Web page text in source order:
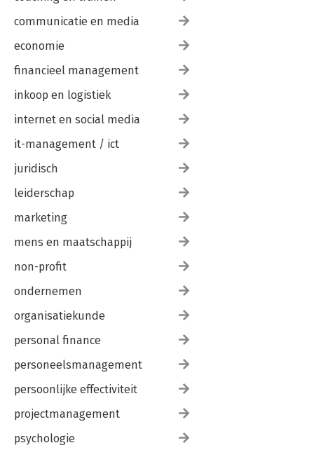
Dankwoord
Verantwoording
Begrippenlijst
communicatie en media
economie
financieel management
inkoop en logistiek
internet en social media
it-management / ict
juridisch
leiderschap
marketing
mens en maatschappij
non-profit
ondernemen
organisatiekunde
personal finance
personeelsmanagement
persoonlijke effectiviteit
projectmanagement
psychologie